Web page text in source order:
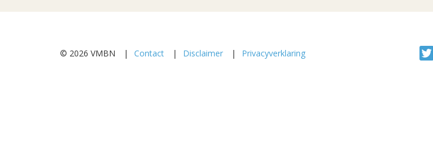
© 2026 VMBN Contact Disclaimer Privacyverklaring